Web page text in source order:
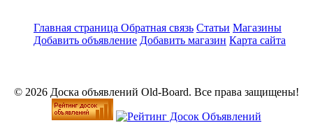
Главная страница Обратная связь Статьи Магазины
Добавить объявление Добавить магазин Карта сайта
© 2026 Доска объявлений Old-Board. Все права защищены!